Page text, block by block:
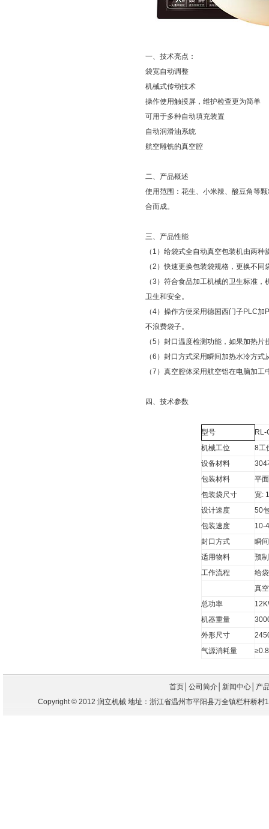
一、技术亮点：
袋宽自动调整
机械式传动技术
操作使用触摸屏，维护检查更为简单
可用于多种自动填充装置
自动润滑油系统
航空雕铣的真空腔
二、产品概述
使用范围：花生、小米辣、酸豆角等
合而成。
三、产品性能
（1）给袋式全自动真空包装机由两
（2）快速更换包装袋规格，更换不
（3）符合食品加工机械的卫生标准
卫生和安全。
（4）操作方便采用德国西门子PLC
不浪费袋子。
（5）封口温度检测功能，如果加热
（6）封口方式采用瞬间加热水冷方
（7）真空腔体采用航空铝在电脑加
四、技术参数
型号
RL-
机械工位
8工
设备材料
304
包装材料
平
包装袋尺寸
宽:
设计速度
50
包装速度
10-
封口方式
瞬
适用物料
预
工作流程
给
真
总功率
机器重量
外形尺寸
气源消耗量
首页 公司简介 新闻中心
产
Copyright© 2012 润立机械 地址：浙江省温州市平阳县万全镇栏杆桥